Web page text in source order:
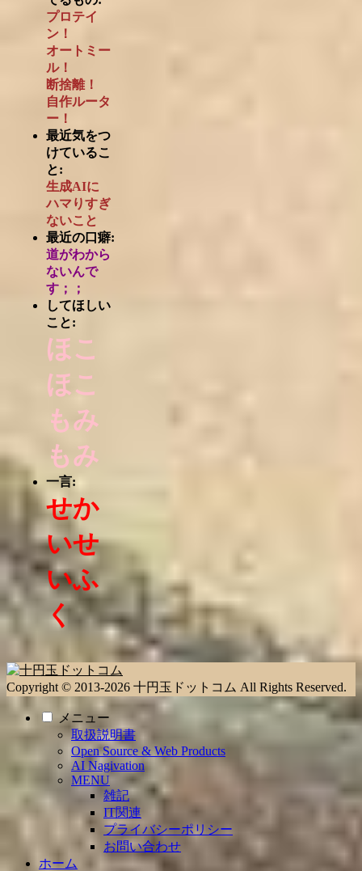
プロテイ
ン！
オートミー
ル！
断捨離！
自作ルータ
ー！
最近気をつ
けているこ
と:
生成AIに
ハマりすぎ
ないこと
最近の口癖:
道がわから
ないんで
す；；
してほしい
こと:
ほこ
ほこ
もみ
もみ
一言:
せか
いせ
いふ
く
Copyright © 2013-2026 十円玉ドットコム All Rights Reserved.
メニュー
取扱説明書
Open Source & Web Products
AI Nagivation
MENU
雑記
IT関連
プライバシーポリシー
お問い合わせ
ホーム